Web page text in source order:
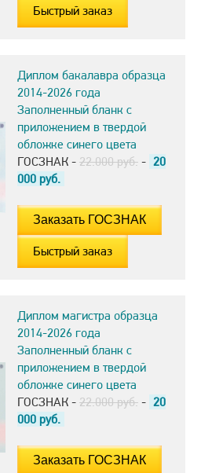
Быстрый заказ
Диплом бакалавра образца
2014-2026 года
Заполненный бланк с
приложением в твердой
обложке синего цвета
ГОСЗНАК - 22.000 руб. - 20
000 руб.
Быстрый заказ
Диплом магистра образца
2014-2026 года
Заполненный бланк с
приложением в твердой
обложке синего цвета
ГОСЗНАК - 22.000 руб. - 20
000 руб.